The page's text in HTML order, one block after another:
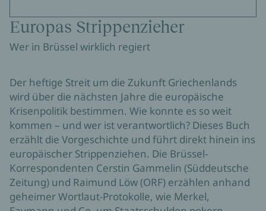
Europas Strippenzieher
Wer in Brüssel wirklich regiert
Der heftige Streit um die Zukunft Griechenlands
wird über die nächsten Jahre die europäische
Krisenpolitik bestimmen. Wie konnte es so weit
kommen – und wer ist verantwortlich? Dieses Buch
erzählt die Vorgeschichte und führt direkt hinein ins
europäischer Strippenziehen. Die Brüssel-
Korrespondenten Cerstin Gammelin (Süddeutsche
Zeitung) und Raimund Löw (ORF) erzählen anhand
geheimer Wortlaut-Protokolle, wie Merkel,